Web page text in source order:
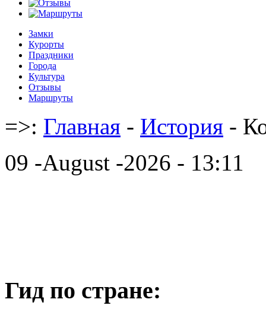
Замки
Курорты
Праздники
Города
Культура
Отзывы
Маршруты
=>: Главная - История -
09 -August -2026 - 13:11
Гид по стране: